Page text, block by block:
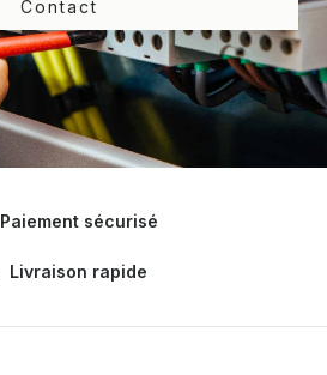
Contact
Paiement sécurisé
Livraison rapide